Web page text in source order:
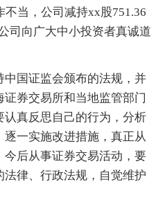
不当，公司减持xx股751.36
司向广大中小投资者真诚道
中国证监会颁布的法规，并
券交易所和当地监管部门
真反思自己的行为，分析
一实施改进措施，真正从
后从事证券交易活动，要
律、行政法规，自觉维护